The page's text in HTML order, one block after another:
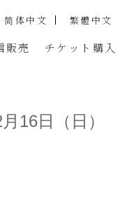
販売 チケット 購入
简体中文 繁體中文
16日（日）